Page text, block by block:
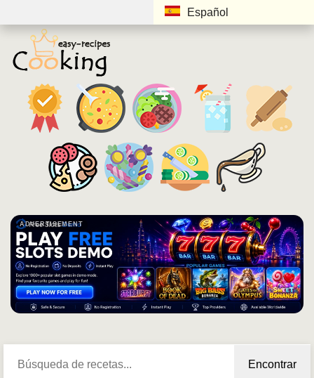
Español
ADVERTISEMENT
Encontrar